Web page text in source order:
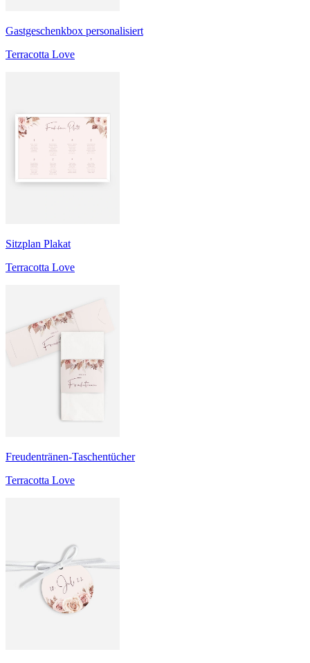
Gastgeschenkbox personalisiert
Terracotta Love
Sitzplan Plakat
Terracotta Love
Freudentränen-Taschentücher
Terracotta Love